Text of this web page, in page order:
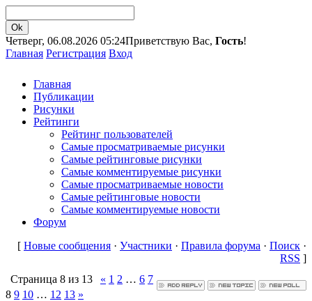
Четверг, 06.08.2026 05:24Приветствую Вас, Гость!
Главная Регистрация Вход
Главная
Публикации
Рисунки
Рейтинги
Рейтинг пользователей
Самые просматриваемые рисунки
Самые рейтинговые рисунки
Самые комментируемые рисунки
Самые просматриваемые новости
Самые рейтинговые новости
Самые комментируемые новости
Форум
[ Новые сообщения · Участники · Правила форума · Поиск ·
RSS ]
Страница 8 из 13 « 1 2 … 6 7
8 9 10 … 12 13 »